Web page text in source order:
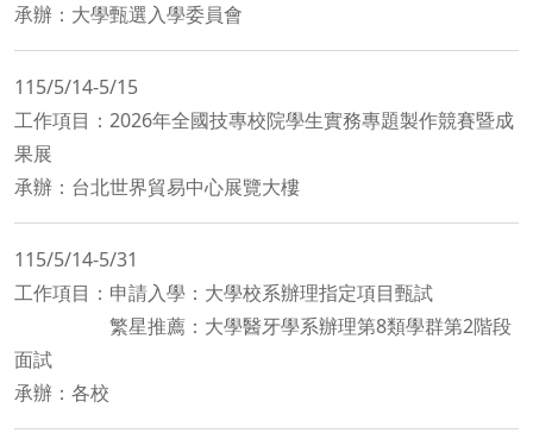
​承辦：大學甄選入學委員會
115/5/14-5/15
工作項目：2026年全國技專校院學生實務專題製作競賽暨成
果展
承辦：台北世界貿易中心展覽大樓
115/5/14-5/31
工作項目：申請入學：大學校系辦理指定項目甄試
繁星推薦：大學醫牙學系辦理第8類學群第2階段
面試
承辦：各校